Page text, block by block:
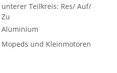
unterer Teilkreis: Res/ Auf/
Zu
Aluminium
Mopeds und Kleinmotoren